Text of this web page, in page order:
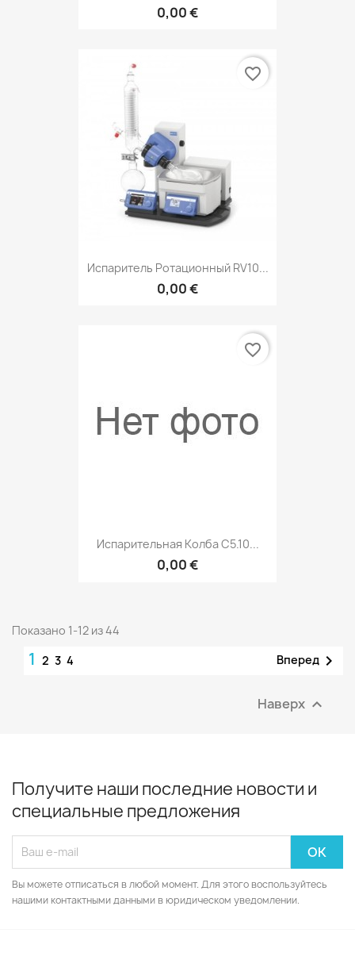
0,00 €
Испаритель Ротационный RV10...
0,00 €
favorite_border
Испарительная Колба С5.10...
0,00 €
favorite_border
Показано 1-12 из 44
1 2 3 4 Вперед 
Наверх 
Получите наши последние новости и
специальные предложения
Вы можете отписаться в любой момент. Для этого воспользуйтесь
нашими контактными данными в юридическом уведомлении.